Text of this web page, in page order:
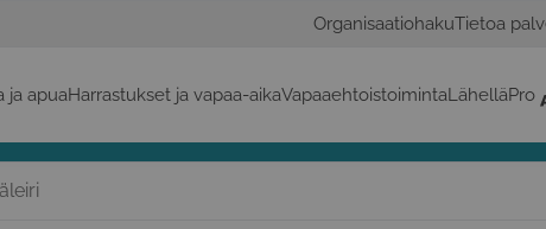
OrganisaatiohakuTietoa
ja apuaHarrastukset ja vapaa-aikaVapaaehtoistoimintaLähelläPro